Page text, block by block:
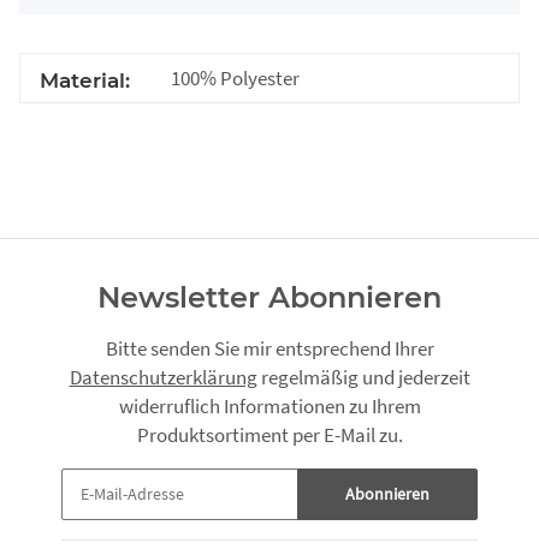
Material: 100% Polyester
Newsletter Abonnieren
Bitte senden Sie mir entsprechend Ihrer
Datenschutzerklärungregelmäßig und jederzeit
widerruflich Informationen zu Ihrem
Produktsortiment per E-Mail zu.
Abonnieren